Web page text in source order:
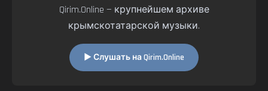
Qirim.Online — крупнейшем архиве
крымскотатарской музыки.
▶ Слушать на Qirim.Online